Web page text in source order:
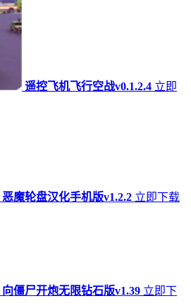
遥控飞机飞行空战v0.1.2.4 立即
恶魔轮盘汉化手机版v1.2.2 立即下载
向僵尸开炮无限钻石版v1.39 立即下